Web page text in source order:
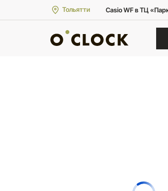
Тольятти Casio WF в ТЦ